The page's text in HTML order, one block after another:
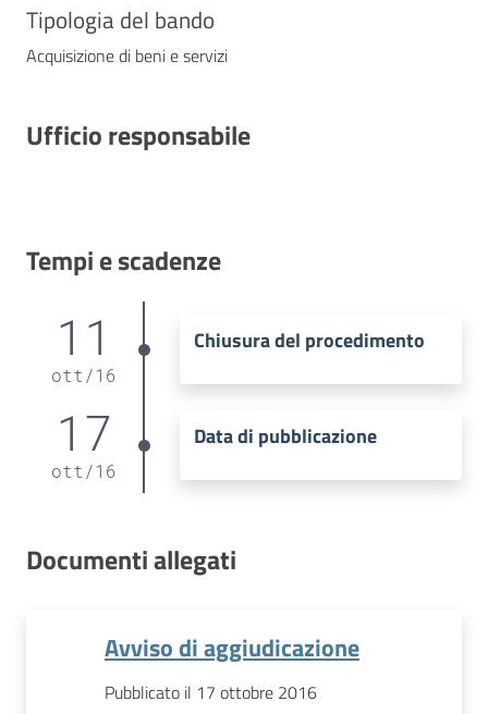
Tipologia del bando
Acquisizione di beni e servizi
Ufficio responsabile
Tempi e scadenze
11
ott /16
Chiusura del procedimento
17
ott /16
Data di pubblicazione
Documenti allegati
Avviso di aggiudicazione
Pubblicato il 17 ottobre 2016